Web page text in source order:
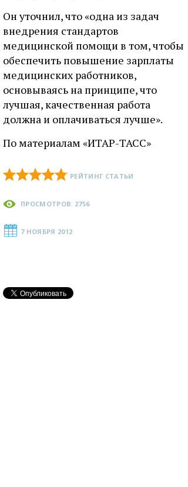
Он уточнил, что «одна из задач
внедрения стандартов
медицинской помощи в том, чтобы
обеспечить повышение зарплаты
медицинских работников,
основываясь на принципе, что
лучшая, качественная работа
должна и оплачиваться лучше».
По материалам «ИТАР-ТАСС»
РЕЙТИНГ СТАТЬИ
ПРОСМОТРОВ: 2756
7 НОЯБРЯ 2012